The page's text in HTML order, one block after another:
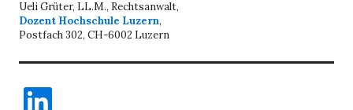
Ueli Grüter, LL.M., Rechtsanwalt,
Dozent Hochschule Luzern,
Postfach 302, CH-6002 Luzern
LinkedIn